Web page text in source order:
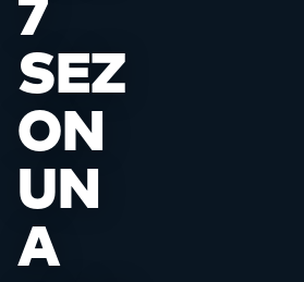
7
SEZ
ON
UN
A
❄